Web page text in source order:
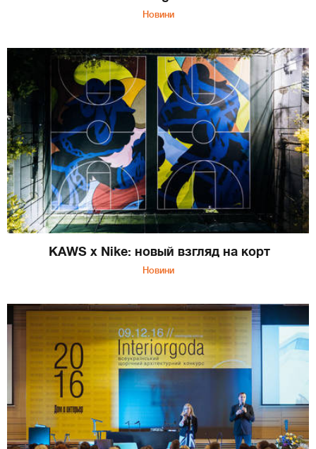
Новини
KAWS х Nike: новый взгляд на корт
Новини